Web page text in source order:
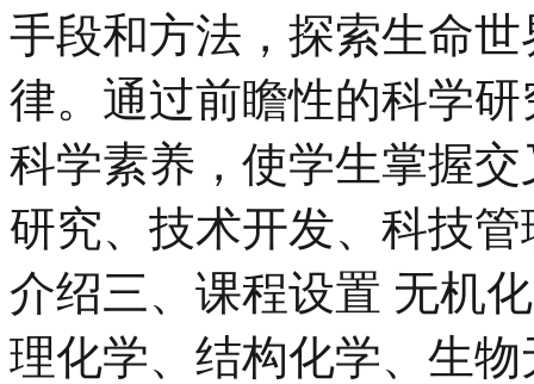
手段和方法，探索生命
律。通过前瞻性的科学
科学素养，使学生掌握
研究、技术开发、科技
介绍三、课程设置 无机
理化学、结构化学、生